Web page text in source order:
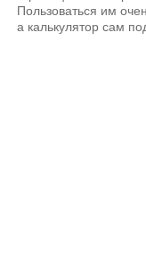
Пользоваться им
а калькулятор сам